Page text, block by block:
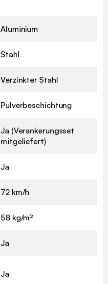
Aluminium
Stahl
Verzinkter Stahl
Pulverbeschichtung
Ja (Verankerungsset
mitgeliefert)
Ja
72 km/h
58 kg/m²
Ja
Ja